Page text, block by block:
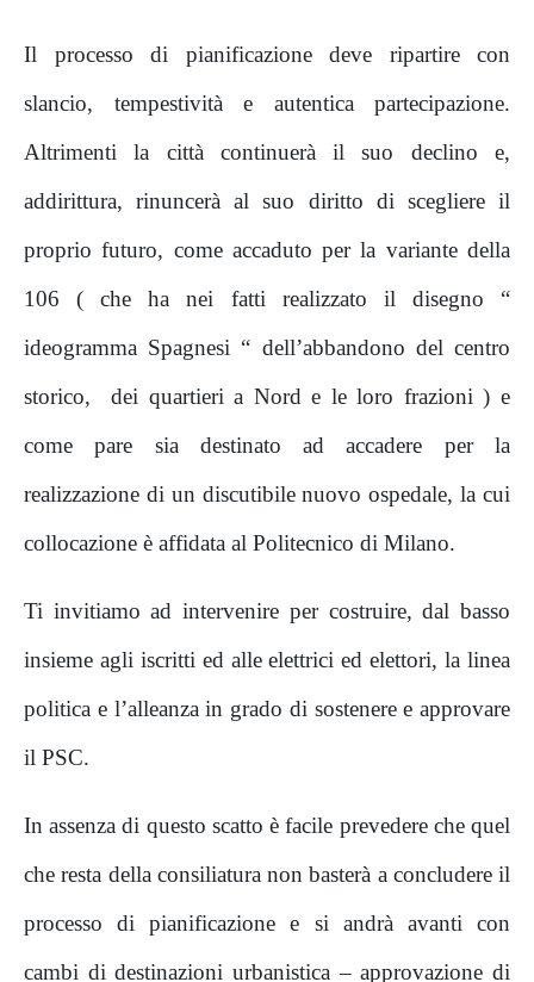
Il processo di pianificazione deve ripartire con
slancio, tempestività e autentica partecipazione.
Altrimenti la città continuerà il suo declino e,
addirittura, rinuncerà al suo diritto di scegliere il
proprio futuro, come accaduto per la variante della
106 ( che ha nei fatti realizzato il disegno “
ideogramma Spagnesi “ dell’abbandono del centro
storico,
dei quartieri a Nord e le loro frazioni ) e
come pare sia destinato ad accadere per la
realizzazione di un discutibile nuovo ospedale, la cui
collocazione è affidata al Politecnico di Milano.
Ti invitiamo ad intervenire per costruire, dal basso
insieme agli iscritti ed alle elettrici ed elettori, la linea
politica e l’alleanza in grado di sostenere e approvare
il PSC.
In assenza di questo scatto è facile prevedere che quel
che resta della consiliatura non basterà a concludere il
processo di pianificazione e si andrà avanti con
cambi di destinazioni urbanistica – approvazione di